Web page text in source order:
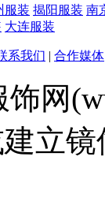
服装 揭阳服装 南
大连服装
系我们 | 合作媒体
网
立